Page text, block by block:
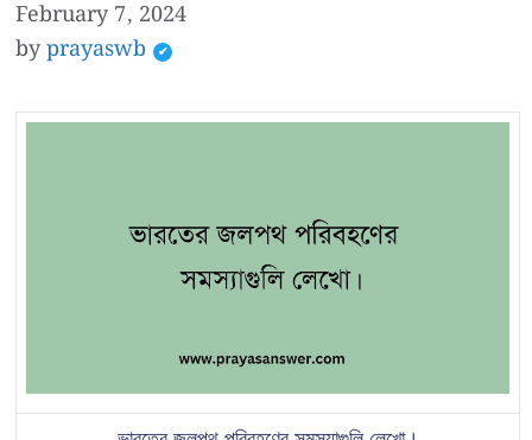
February 7, 2024
byprayaswb